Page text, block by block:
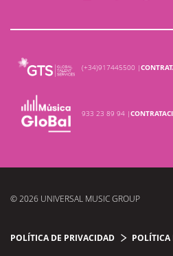
(+34)917445500 |
933 23 89 94 |
© 2026 UNIVERSAL MUSIC GROUP
POLÍTICA DE PRIVACIDAD POLÍTICA